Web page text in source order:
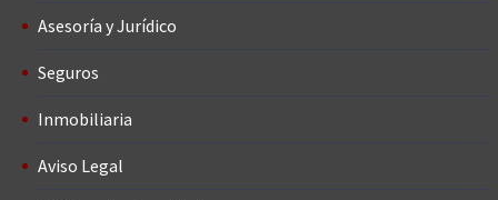
Asesoría y Jurídico
Seguros
Inmobiliaria
Aviso Legal